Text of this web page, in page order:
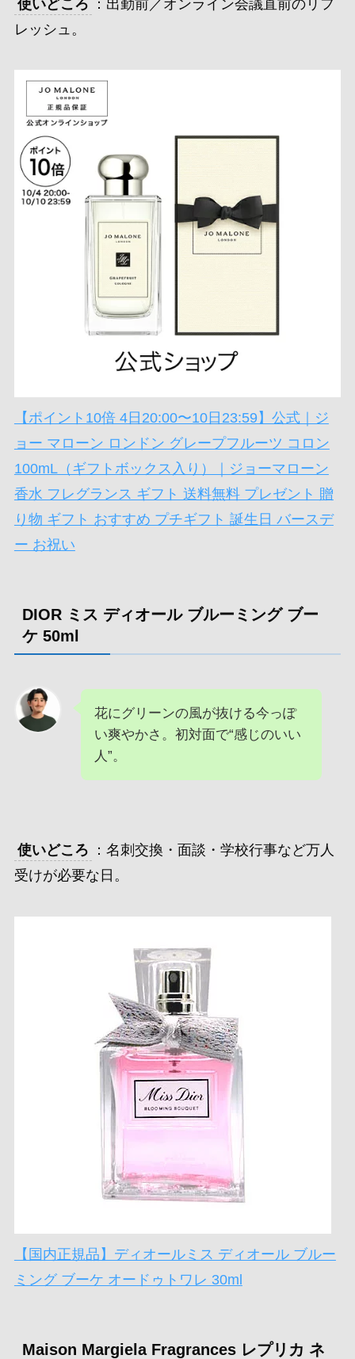
使いどころ
：出勤前／オンライン会議直前のリフ
レッシュ。
【ポイント10倍 4日20:00〜10日23:59】公式｜ジ
ョー マローン ロンドン グレープフルーツ コロン
100mL（ギフトボックス入り）｜ジョーマローン
香水 フレグランス ギフト 送料無料 プレゼント 贈
り物 ギフト おすすめ プチギフト 誕生日 バースデ
ー お祝い
DIOR ミス ディオール ブルーミング ブー
ケ 50ml
花にグリーンの風が抜ける今っぽ
い爽やかさ。初対面で“感じのいい
人”。
使いどころ
：名刺交換・面談・学校行事など万人
受けが必要な日。
【国内正規品】ディオールミス ディオール ブルー
ミング ブーケ オードゥトワレ 30ml
Maison Margiela Fragrances レプリカ ネ